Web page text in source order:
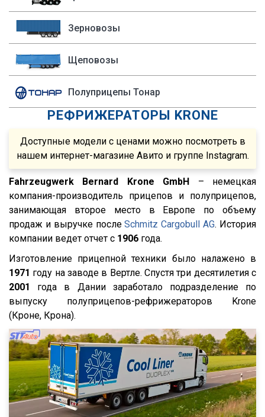
OMSP
OMT
Grappar
Magyar
Menci
Ali Riza Usta
Штурман Кредо
ХТЗ
Meusburger
Isuzu
Lonking
1991
1990
P440
R
R420
R440
R450
FH
FH12
FH13
FH440
FMX
FM
TGS
TGX
TGA
XF105
XF106
XG
X3000
Зерновозы
Щеповозы
Полуприцепы Тонар
РЕФРИЖЕРАТОРЫ KRONE
Доступные модели с ценами можно посмотреть в
нашем интернет-магазине Авито и группе Instagram.
Fahrzeugwerk Bernard Krone GmbH
– немецкая
компания-производитель прицепов и полуприцепов,
занимающая второе место в Европе по объему
продаж и выручке послеSchmitz Cargobull AG. История
компании ведет отчет с 1906 года.
Изготовление прицепной техники было налажено в
1971 году на заводе в Вертле. Спустя три десятилетия с
2001
года в Дании заработало подразделение по
выпуску полуприцепов-рефрижераторов Krone
(Кроне, Крона).